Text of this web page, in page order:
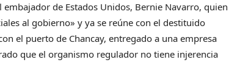
de Estados Unidos, Bernie Navarro, quien
al gobierno» y ya se reúne con el destituido
el puerto de Chancay, entregado a una empresa
que el organismo regulador no tiene injerencia